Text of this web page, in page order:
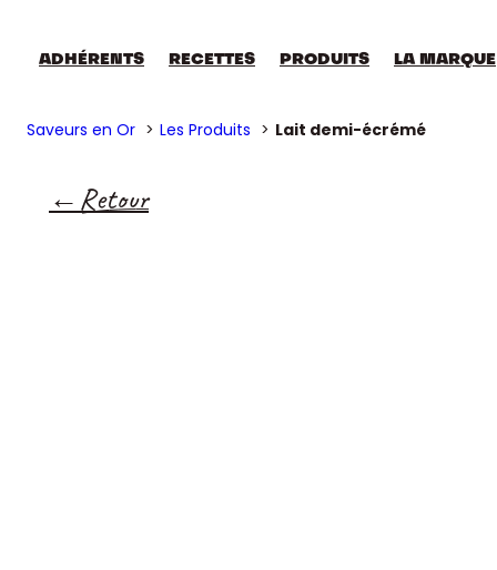
ADHÉRENTS RECETTES PRODUITS LA MARQUE
Saveurs en Or Les Produits Lait demi-écrémé
Retour